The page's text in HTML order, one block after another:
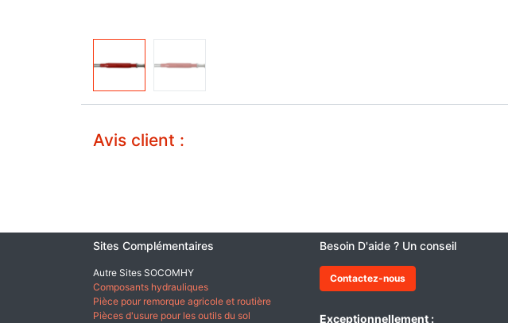
Avis client :
Sites Complémentaires
Autre Sites SOCOMHY
Composants hydrauliques
Pièce pour remorque agricole et routière
Pièces d'usure pour les outils du sol
Besoin D'aide ? Un conseil
Contactez-nous
Exceptionnellement :